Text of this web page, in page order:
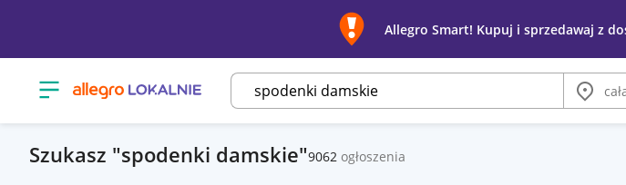
Allegro Smart! Kupuj i sprzedawaj z
Otwórz menu z kategoriami
Miasto
Szukasz spodenki damskie 9062 ogłoszenia